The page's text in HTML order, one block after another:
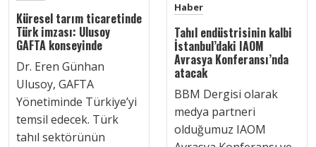
Küresel tarım ticaretinde
Türk imzası: Ulusoy
GAFTA konseyinde
Dr. Eren Günhan
Ulusoy, GAFTA
Yönetiminde Türkiye’yi
temsil edecek. Türk
tahıl sektörünün
Haber
Tahıl endüstrisinin kalbi
İstanbul’daki IAOM
Avrasya Konferansı’nda
atacak
BBM Dergisi olarak
medya partneri
olduğumuz IAOM